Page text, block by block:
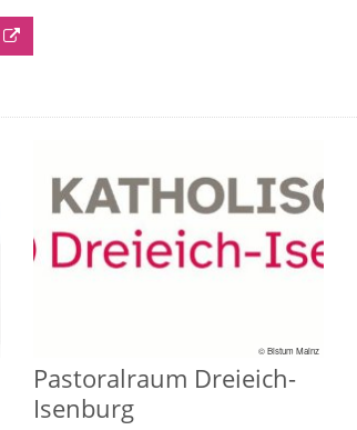
© Bistum Mainz
Pastoralraum Dreieich-
Isenburg